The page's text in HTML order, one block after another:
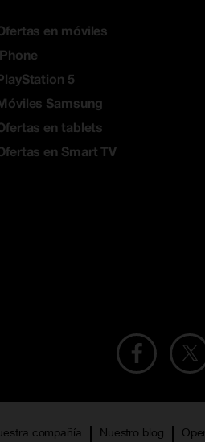
en móviles
5
Samsung
en tablets
en Smart TV
compañía Nuestro blog